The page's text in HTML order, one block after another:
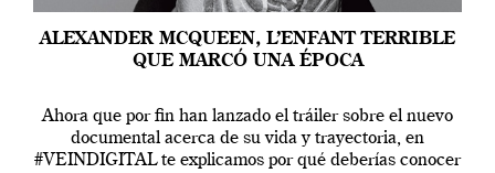
ALEXANDER MCQUEEN, L’ENFANT TERRIBLE
QUE MARCÓ UNA ÉPOCA
Ahora que por fin han lanzado el tráiler sobre el nuevo
documental acerca de su vida y trayectoria, en
#VEINDIGITAL te explicamos por qué deberías conocer